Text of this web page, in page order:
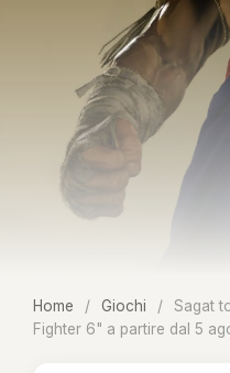
Home / Giochi /
Sagat
Fighter 6" a partire dal 5